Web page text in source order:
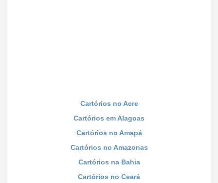
Cartórios no Acre
Cartórios em Alagoas
Cartórios no Amapá
Cartórios no Amazonas
Cartórios na Bahia
Cartórios no Ceará